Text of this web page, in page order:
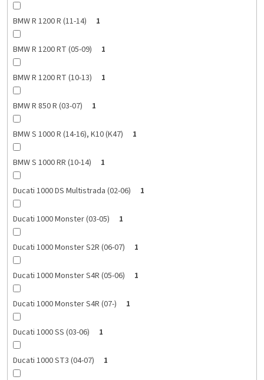
BMW R 1200 R (11-14) 1
BMW R 1200 RT (05-09) 1
BMW R 1200 RT (10-13) 1
BMW R 850 R (03-07) 1
BMW S 1000 R (14-16), K10 (K47) 1
BMW S 1000 RR (10-14) 1
Ducati 1000 DS Multistrada (02-06) 1
Ducati 1000 Monster (03-05) 1
Ducati 1000 Monster S2R (06-07) 1
Ducati 1000 Monster S4R (05-06) 1
Ducati 1000 Monster S4R (07-) 1
Ducati 1000 SS (03-06) 1
Ducati 1000 ST3 (04-07) 1